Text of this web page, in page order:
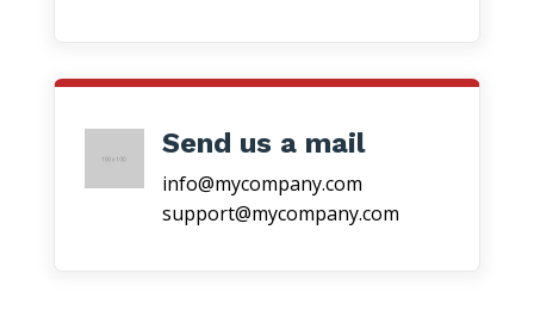
Send us a mail
info@mycompany.com
support@mycompany.com